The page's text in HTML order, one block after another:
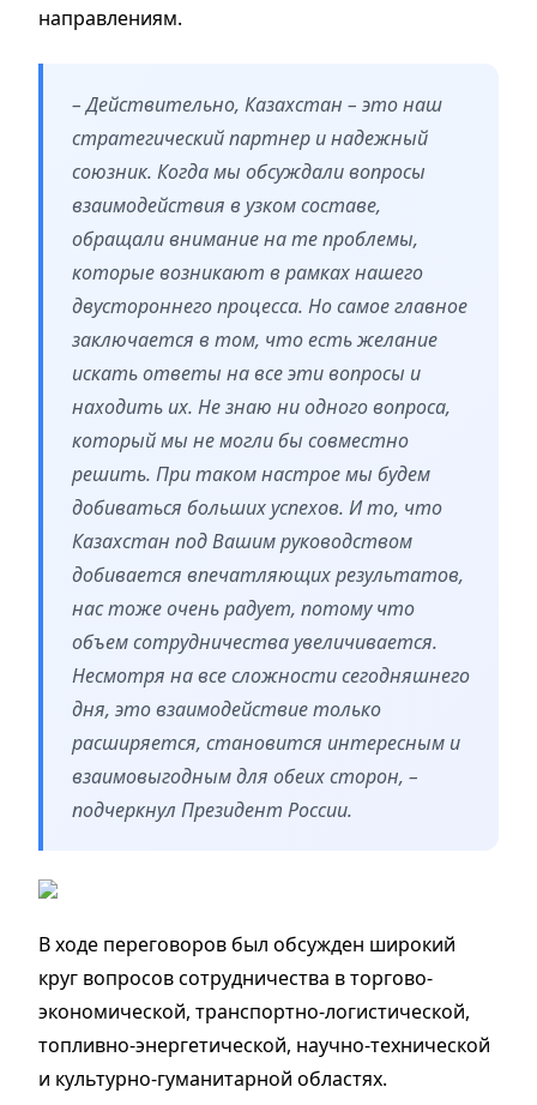
направлениям.
– Действительно, Казахстан – это наш
стратегический партнер и надежный
союзник. Когда мы обсуждали вопросы
взаимодействия в узком составе,
обращали внимание на те проблемы,
которые возникают в рамках нашего
двустороннего процесса. Но самое главное
заключается в том, что есть желание
искать ответы на все эти вопросы и
находить их. Не знаю ни одного вопроса,
который мы не могли бы совместно
решить. При таком настрое мы будем
добиваться больших успехов. И то, что
Казахстан под Вашим руководством
добивается впечатляющих результатов,
нас тоже очень радует, потому что
объем сотрудничества увеличивается.
Несмотря на все сложности сегодняшнего
дня, это взаимодействие только
расширяется, становится интересным и
взаимовыгодным для обеих сторон, –
подчеркнул Президент России.
В ходе переговоров был обсужден широкий
круг вопросов сотрудничества в торгово-
экономической, транспортно-логистической,
топливно-энергетической, научно-технической
и культурно-гуманитарной областях.